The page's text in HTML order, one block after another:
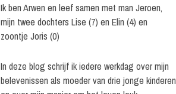
Ik ben Arwen en leef samen met man Jeroen,
mijn twee dochters Lise (7) en Elin (4) en
zoontje Joris (0)
In deze blog schrijf ik iedere werkdag over mijn
belevenissen als moeder van drie jonge kinderen